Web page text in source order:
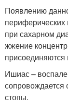
Появлению
при сахарном
жжение
Ишиас –
стопы.